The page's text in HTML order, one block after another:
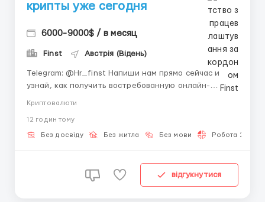
крипты уже сегодня
6000-9000$ / в месяц
Finst Австрія (Відень)
Telegram: @Hr_finst Напиши нам прямо сейчас и
узнай, как получить востребованную онлайн-
которая развивается в сфере цифровых активов и
криптовалют, помогая новичкам осваивать
Криптовалюти
12 годин тому
Без досвіду Без житла Без мови Робота 2-3
відгукнутися